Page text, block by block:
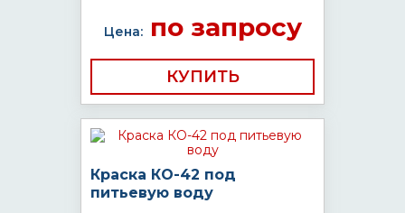
Цена:по запросу
КУПИТЬ
Краска КО-42 под
питьевую воду